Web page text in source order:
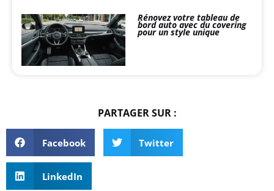
Rénovez votre tableau de
bord auto avec du covering
pour un style unique
PARTAGER SUR :
Facebook Twitter
LinkedIn